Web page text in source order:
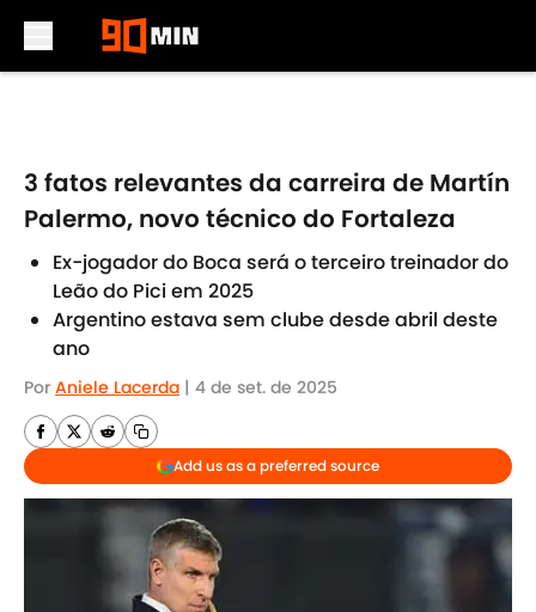
3 fatos relevantes da carreira de Martín
Palermo, novo técnico do Fortaleza
Ex-jogador do Boca será o terceiro treinador do
Leão do Pici em 2025
Argentino estava sem clube desde abril deste
ano
Por Aniele Lacerda | 4 de set. de 2025
Add us as a preferred source